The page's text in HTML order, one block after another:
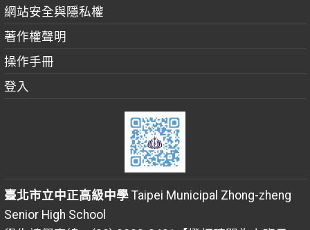
網站安全與隱私權
著作權聲明
操作手冊
登入
臺北市立中正高級中學Taipei Municipal Zhong-zheng
Senior High School